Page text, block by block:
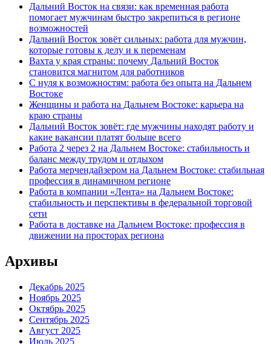
Дальний Восток на связи: как временная работа
помогает мужчинам быстро закрепиться в регионе
возможностей
Дальний Восток зовёт сильных: работа для мужчин,
которые готовы к делу и к переменам
Вахта у края страны: почему Дальний Восток
становится магнитом для работников
С нуля к возможностям: работа без опыта на Дальнем
Востоке
Женщины и работа на Дальнем Востоке: карьера на
краю страны
Дальний Восток зовёт: где мужчины находят работу и
какие вакансии платят больше всего
Работа 2 через 2 на Дальнем Востоке: стабильность и
баланс между трудом и отдыхом
Работа мерчендайзером на Дальнем Востоке: стабильная
профессия в динамичном регионе
Работа в компании «Лента» на Дальнем Востоке:
стабильность и перспективы в федеральной торговой
сети
Работа в доставке на Дальнем Востоке: профессия в
движении на просторах региона
Архивы
Декабрь 2025
Ноябрь 2025
Октябрь 2025
Сентябрь 2025
Август 2025
Июль 2025